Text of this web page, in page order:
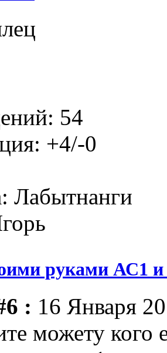
54
+4/-0
Лабытнанги
руками АС1 и
: 16 Января
можету кого